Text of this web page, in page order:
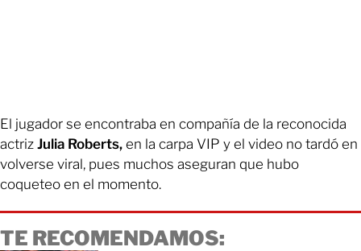
El jugador se encontraba en compañía de la reconocida
actriz Julia Roberts, en la carpa VIP y el video no tardó en
volverse viral, pues muchos aseguran que hubo
coqueteo en el momento.
TE RECOMENDAMOS: